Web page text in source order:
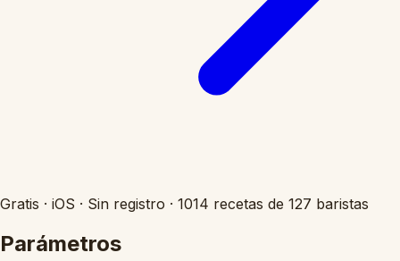
Gratis · iOS · Sin registro · 1014 recetas de 127 baristas
Parámetros